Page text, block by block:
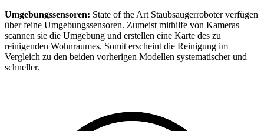
Umgebungssensoren: State of the Art Staubsaugerroboter verfügen
über feine Umgebungssensoren. Zumeist mithilfe von Kameras
scannen sie die Umgebung und erstellen eine Karte des zu
reinigenden Wohnraumes. Somit erscheint die Reinigung im
Vergleich zu den beiden vorherigen Modellen systematischer und
schneller.